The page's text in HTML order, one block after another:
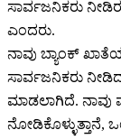
ಸಾರ್ವಜನಿಕರು
ಎಂದರು.
ನಾವು ಬ್ಯಾಂಕ್
ಸಾರ್ವಜನಿಕರು
ಮಾಡಲಾಗಿದೆ. ನಾವು
ನೋಡಿಕೊಳ್ಳುತ್ತಾನೆ,